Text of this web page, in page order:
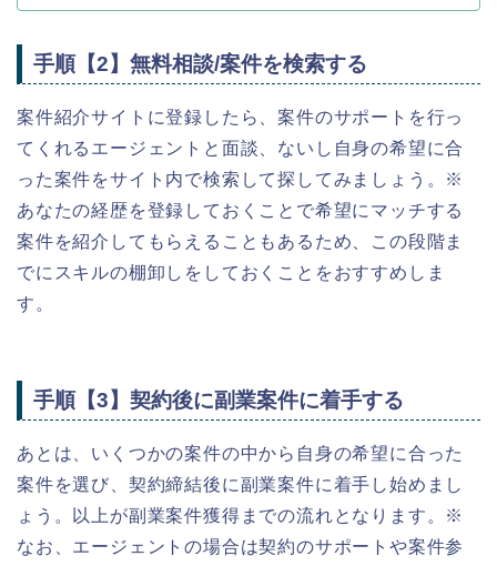
手順【2】無料相談/案件を検索する
案件紹介サイトに登録したら、案件のサポートを行っ
てくれるエージェントと面談、ないし自身の希望に合
った案件をサイト内で検索して探してみましょう。※
あなたの経歴を登録しておくことで希望にマッチする
案件を紹介してもらえることもあるため、この段階ま
でにスキルの棚卸しをしておくことをおすすめしま
す。
手順【3】契約後に副業案件に着手する
あとは、いくつかの案件の中から自身の希望に合った
案件を選び、契約締結後に副業案件に着手し始めまし
ょう。以上が副業案件獲得までの流れとなります。※
なお、エージェントの場合は契約のサポートや案件参